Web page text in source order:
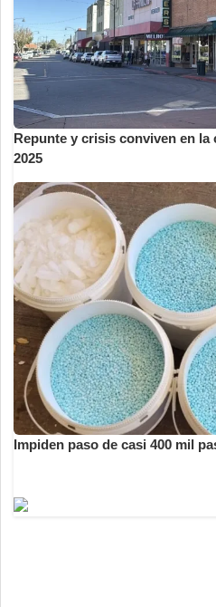
Repunte y crisis conviven en la
2025
Impiden paso de casi 400 mil